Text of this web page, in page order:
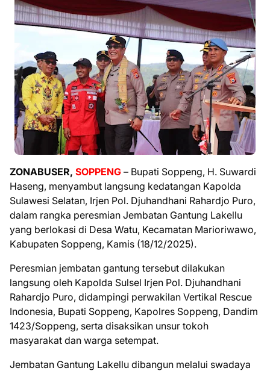
ZONABUSER, SOPPENG – Bupati Soppeng, H. Suwardi
Haseng, menyambut langsung kedatangan Kapolda
Sulawesi Selatan, Irjen Pol. Djuhandhani Rahardjo Puro,
dalam rangka peresmian Jembatan Gantung Lakellu
yang berlokasi di Desa Watu, Kecamatan Marioriwawo,
Kabupaten Soppeng, Kamis (18/12/2025).
Peresmian jembatan gantung tersebut dilakukan
langsung oleh Kapolda Sulsel Irjen Pol. Djuhandhani
Rahardjo Puro, didampingi perwakilan Vertikal Rescue
Indonesia, Bupati Soppeng, Kapolres Soppeng, Dandim
1423/Soppeng, serta disaksikan unsur tokoh
masyarakat dan warga setempat.
Jembatan Gantung Lakellu dibangun melalui swadaya